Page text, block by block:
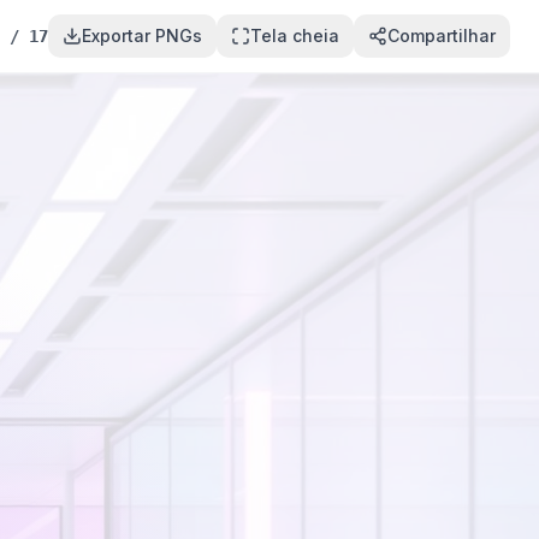
/ 17 Exportar PNGs Tela cheia Compartilhar